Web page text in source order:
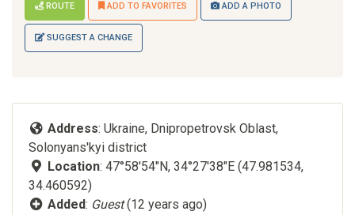
ROUTE ADD TO FAVORITES ADD A PHOTO
SUGGEST A CHANGE
Address: Ukraine, Dnipropetrovsk Oblast,
Solonyans'kyi district
Location: 47°58'54"N, 34°27'38"E (47.981534,
34.460592)
Added: Guest(12 years ago)